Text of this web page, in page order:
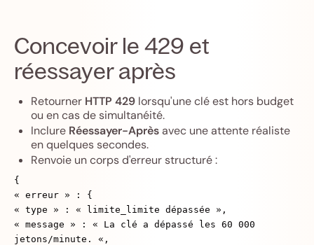
Concevoir le 429 et
réessayer après
Retourner HTTP 429 lorsqu'une clé est hors budget
ou en cas de simultanéité.
Inclure Réessayer-Aprèsavec une attente réaliste
en quelques secondes.
Renvoie un corps d'erreur structuré :
{
« erreur » : {
« type » : « limite_limite dépassée »,
« message » : « La clé a dépassé les 60 000
jetons/minute. «,